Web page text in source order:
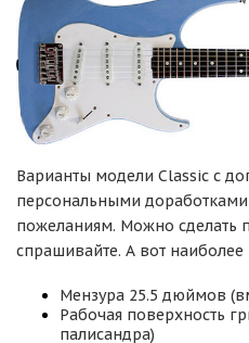
Варианты модели Classic c
персональными
пожеланиям. Можно сделать
спрашивайте. А вот
Мензура 25.5 дюймов
Рабочая поверхность
палисандра)